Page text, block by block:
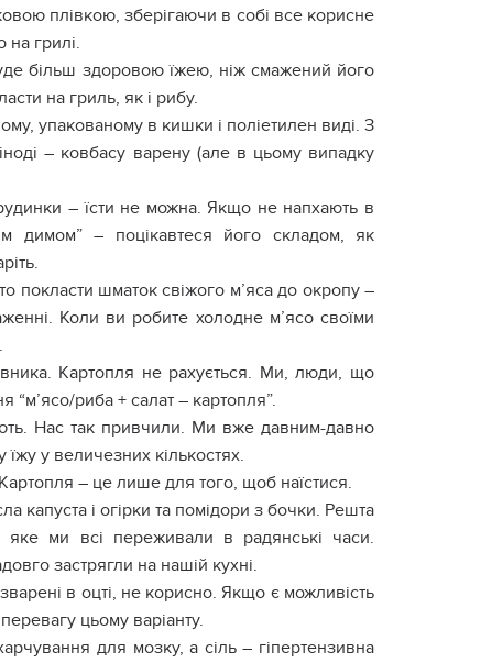
плівкою, зберігаючи в собі все корисне
на грилі.
більш здоровою їжею, ніж смажений його
на гриль, як і рибу.
упакованому в кишки і поліетилен виді. З
– ковбасу варену (але в цьому випадку
– їсти не можна. Якщо не напхають в
димом” – поцікавтеся його складом, як
покласти шматок свіжого м’яса до окропу –
Коли ви робите холодне м’ясо своїми
Картопля не рахується. Ми, люди, що
риба + салат – картопля”.
Нас так привчили. Ми вже давним-давно
у величезних кількостях.
– це лише для того, щоб наїстися.
капуста і огірки та помідори з бочки. Решта
яке ми всі переживали в радянські часи.
застрягли на нашій кухні.
в оцті, не корисно. Якщо є можливість
цьому варіанту.
для мозку, а сіль – гіпертензивна